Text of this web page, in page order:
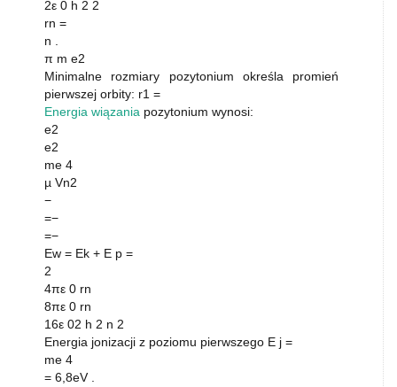
2ε 0 h 2 2
rn =
n .
π m e2
Minimalne rozmiary pozytonium określa promień
pierwszej orbity: r1 =
Energia wiązania pozytonium wynosi:
e2
e2
me 4
µ Vn2
−
=−
=−
Ew = Ek + E p =
2
4πε 0 rn
8πε 0 rn
16ε 02 h 2 n 2
Energia jonizacji z poziomu pierwszego E j =
me 4
= 6,8eV .